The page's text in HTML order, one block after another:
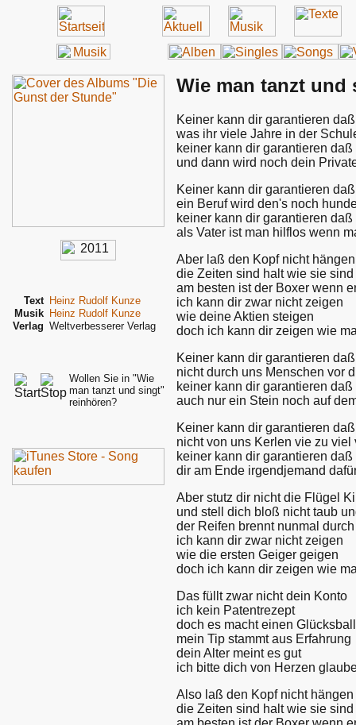
Text Heinz Rudolf Kunze
Musik Heinz Rudolf Kunze
Verlag Weltverbesserer Verlag
Wollen Sie in "Wie
man tanzt und singt"
reinhören?
Wie man tanzt und
Keiner kann dir garantieren
was ihr viele Jahre in der
keiner kann dir garantieren
und dann wird noch dein
Keiner kann dir garantieren
ein Beruf wird den's noch
keiner kann dir garantieren
als Vater ist man hilflos wenn
Aber laß den Kopf nicht
die Zeiten sind halt wie sie sind
am besten ist der Boxer wenn
ich kann dir zwar nicht zeigen
wie deine Aktien steigen
doch ich kann dir zeigen wie
Keiner kann dir garantieren
nicht durch uns Menschen vor
keiner kann dir garantieren
auch nur ein Stein noch auf
Keiner kann dir garantieren
nicht von uns Kerlen vie zu viel
keiner kann dir garantieren
dir am Ende irgendjemand
Aber stutz dir nicht die Flügel
und stell dich bloß nicht taub
der Reifen brennt nunmal
ich kann dir zwar nicht zeigen
wie die ersten Geiger geigen
doch ich kann dir zeigen wie
Das füllt zwar nicht dein Konto
ich kein Patentrezept
doch es macht einen
mein Tip stammt aus Erfahrung
dein Alter meint es gut
ich bitte dich von Herzen
Also laß den Kopf nicht
die Zeiten sind halt wie sie sind